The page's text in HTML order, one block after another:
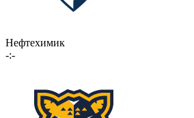
Нефтехимик
-:-